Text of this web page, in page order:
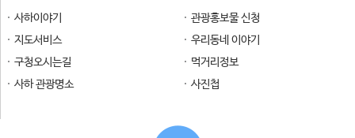
사하이야기
관광홍보물 신청
지도서비스
우리동네 이야기
구청오시는길
먹거리정보
사하 관광명소
사진첩